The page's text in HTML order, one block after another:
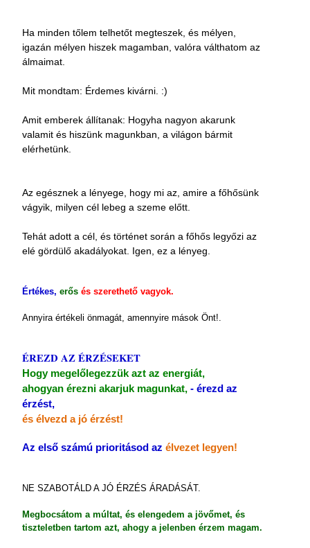
Ha minden tőlem telhetőt megteszek, és mélyen,
igazán mélyen hiszek magamban, valóra válthatom az
álmaimat.
Mit mondtam: Érdemes kivárni. :)
Amit emberek állítanak: Hogyha nagyon akarunk
valamit és hiszünk magunkban, a világon bármit
elérhetünk.
Az egésznek a lényege, hogy mi az, amire a főhősünk
vágyik, milyen cél lebeg a szeme előtt.
Tehát adott a cél, és történet során a főhős legyőzi az
elé gördülő akadályokat. Igen, ez a lényeg.
Értékes, erős és szerethető vagyok.
Annyira értékeli önmagát, amennyire mások Önt!.
ÉREZD AZ ÉRZÉSEKET
Hogy megelőlegezzük azt az energiát,
ahogyan érezni akarjuk magunkat, - érezd az
érzést,
és élvezd a jó érzést!
Az első számú prioritásod az élvezet legyen!
NE SZABOTÁLD A JÓ ÉRZÉS ÁRADÁSÁT.
Megbocsátom a múltat, és elengedem a jövőmet, és
tiszteletben tartom azt, ahogy a jelenben érzem magam.